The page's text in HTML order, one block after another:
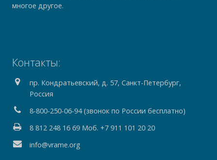
многое другое.
Контакты:
пр. Кондратьевский, д. 57, Санкт-Петербург,
Россия
8-800-250-06-94 (звонок по России бесплатно)
8 812 248 16 69 Моб. +7 911 101 20 20
info@vrame.org